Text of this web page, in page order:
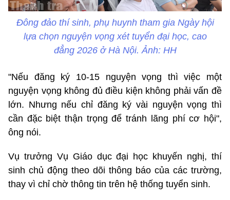
Đông đảo thí sinh, phụ huynh tham gia Ngày hội
lựa chọn nguyện vọng xét tuyển đại học, cao
đẳng 2026 ở Hà Nội. Ảnh: HH
"Nếu đăng ký 10-15 nguyện vọng thì việc một
nguyện vọng không đủ điều kiện không phải vấn đề
lớn. Nhưng nếu chỉ đăng ký vài nguyện vọng thì
cần đặc biệt thận trọng để tránh lãng phí cơ hội",
ông nói.
Vụ trưởng Vụ Giáo dục đại học khuyến nghị, thí
sinh chủ động theo dõi thông báo của các trường,
thay vì chỉ chờ thông tin trên hệ thống tuyển sinh.